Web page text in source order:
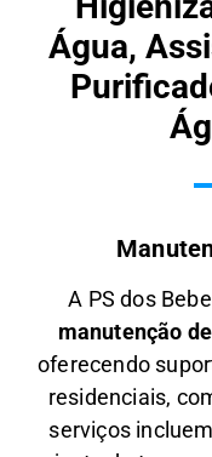
Água,
A PS dos
manutenção
oferecendo
residenciais,
serviços